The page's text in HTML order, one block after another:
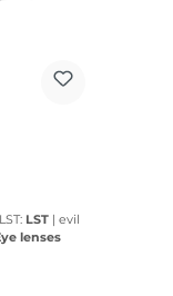
LST: LST |
lenses